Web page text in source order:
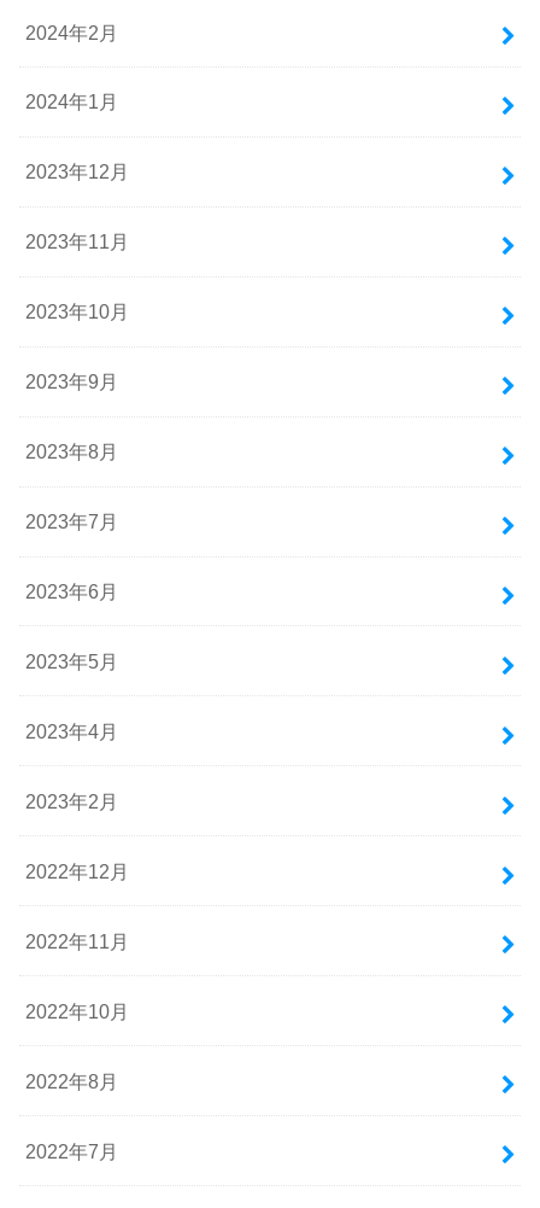
2024年2月
2024年1月
2023年12月
2023年11月
2023年10月
2023年9月
2023年8月
2023年7月
2023年6月
2023年5月
2023年4月
2023年2月
2022年12月
2022年11月
2022年10月
2022年8月
2022年7月